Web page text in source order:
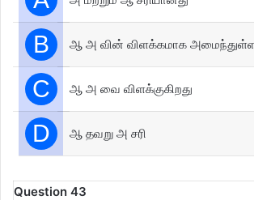
B ஆ அ வின் விளக்கமாக
C ஆ அ வை விளக்குகிறது
D ஆ தவறு அ சரி
Question 43